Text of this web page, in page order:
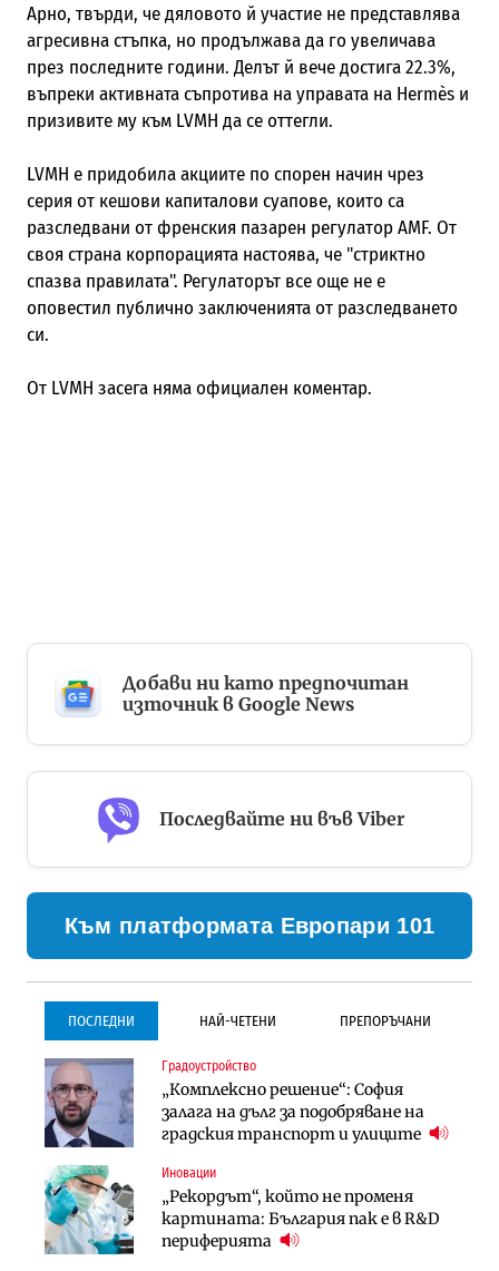
Арно, твърди, че дяловото й участие не представлява
агресивна стъпка, но продължава да го увеличава
през последните години. Делът й вече достига 22.3%,
въпреки активната съпротива на управата на Hermès и
призивите му към LVMH да се оттегли.
LVMH е придобила акциите по спорен начин чрез
серия от кешови капиталови суапове, които са
разследвани от френския пазарен регулатор AMF. От
своя страна корпорацията настоява, че "стриктно
спазва правилата". Регулаторът все още не е
оповестил публично заключенията от разследването
си.
От LVMH засега няма официален коментар.
Добави ни като предпочитан
източник в Google News
Последвайте ни във Viber
Към платформата Европари 101
ПОСЛЕДНИ НАЙ-ЧЕТЕНИ ПРЕПОРЪЧАНИ
Градоустройство
„Комплексно решение“: София
залага на дълг за подобряване на
градския транспорт и улиците
Иновации
„Рекордът“, който не променя
картината: България пак е в R&D
периферията
Градоустройство
Столична община избра
изпълнител за преместването на
трамвайното трасе по бул.
Инфраструктура
Проектирането на тунела под
Петрохан ще върви паралелно с
Инфраструктура
Проектирането на тунела под
Петрохан ще върви паралелно с
екологичните оценки
Компании
„Хювефарма“ подписа договор за
придобиване на Euroapi Italy